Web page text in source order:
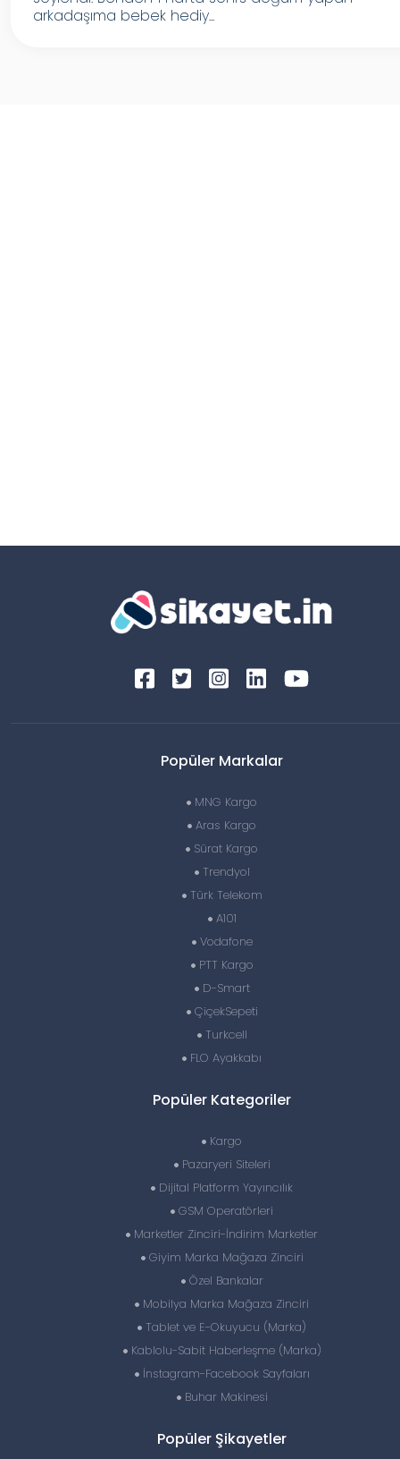
arkadaşıma bebek hediy...
Popüler Markalar
MNG Kargo
Aras Kargo
Sürat Kargo
Trendyol
Türk Telekom
A101
Vodafone
PTT Kargo
D-Smart
ÇiçekSepeti
Turkcell
FLO Ayakkabı
Popüler Kategoriler
Kargo
Pazaryeri Siteleri
Dijital Platform Yayıncılık
GSM Operatörleri
Marketler Zinciri-İndirim Marketler
Giyim Marka Mağaza Zinciri
Özel Bankalar
Mobilya Marka Mağaza Zinciri
Tablet ve E-Okuyucu (Marka)
Kablolu-Sabit Haberleşme (Marka)
İnstagram-Facebook Sayfaları
Buhar Makinesi
Popüler Şikayetler